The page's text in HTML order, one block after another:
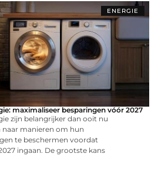
ENERGIE
maximaliseer besparingen vóór 2027
zijn belangrijker dan ooit nu
naar manieren om hun
te beschermen voordat
ingaan. De grootste kans